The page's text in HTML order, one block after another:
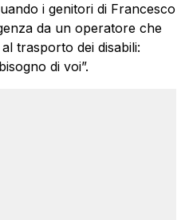
i genitori di Francesco
da un operatore che
trasporto dei disabili:
di voi”.